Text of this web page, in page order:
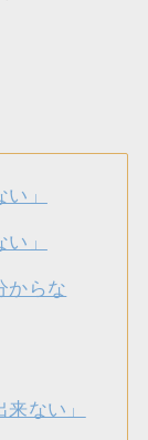
」
」
からな
ない」